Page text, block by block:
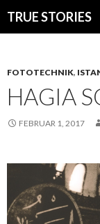
TRUE STORIES
FOTOTECHNIK,
HAGIA
FEBRUAR 1, 2017